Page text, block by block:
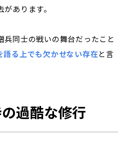
あります。
兵同士の戦いの舞台だったこと
語る上でも欠かせない存在と言
過酷な修行